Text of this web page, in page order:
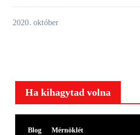
2020. október
Ha kihagytad volna
Blog Mérnöklét